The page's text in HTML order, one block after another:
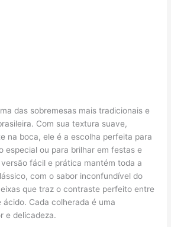
das sobremesas mais tradicionais e
Com sua textura suave,
na boca, ele é a escolha perfeita para
especial ou para brilhar em festas e
fácil e prática mantém toda a
com o sabor inconfundível do
que traz o contraste perfeito entre
Cada colherada é uma
e delicadeza.